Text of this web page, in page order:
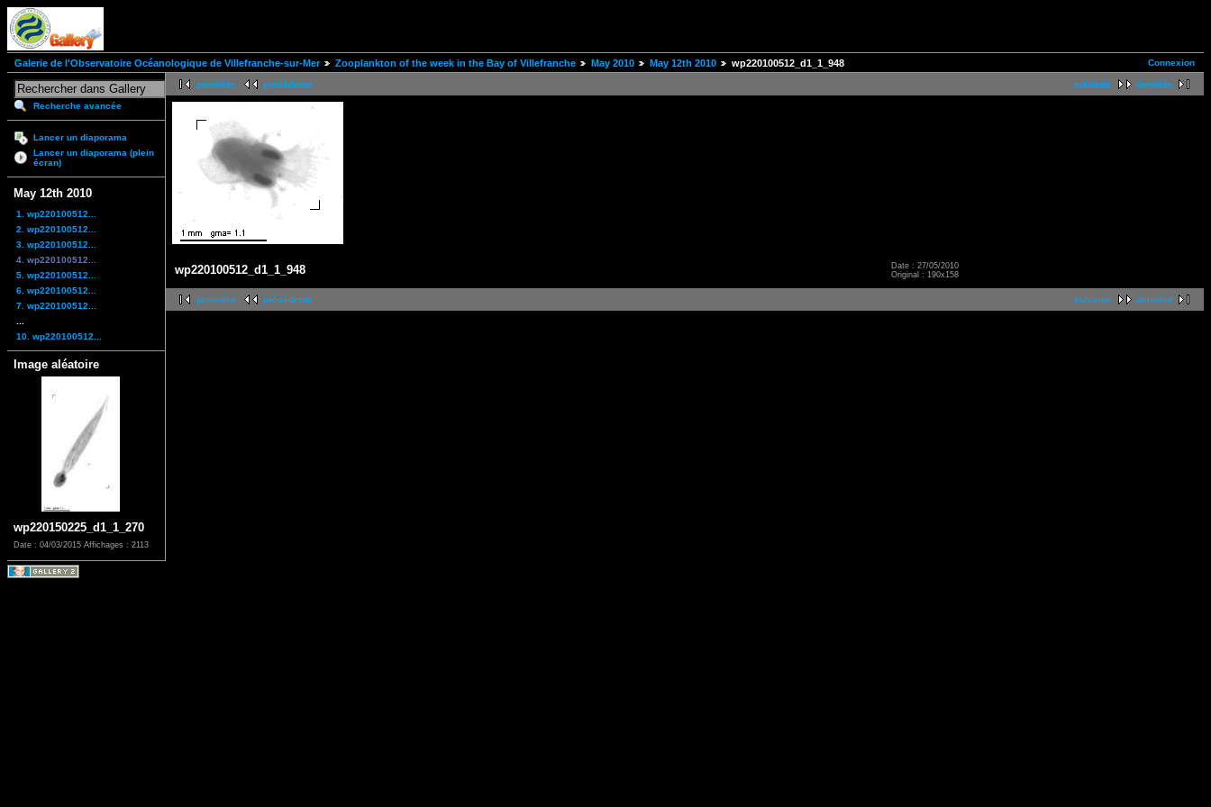
Connexion
Galerie de l'Observatoire Océanologique de Villefranche-sur-Mer Zooplankton of the week in the Bay of Villefranche May 2010 May 12th 2010 wp220100512_d1_1_948
Recherche avancée
Lancer un diaporama
Lancer un diaporama (plein
écran)
May 12th 2010
1. wp220100512...
2. wp220100512...
3. wp220100512...
4. wp220100512...
5. wp220100512...
6. wp220100512...
7. wp220100512...
10. wp220100512...
Image aléatoire
wp220150225_d1_1_270
Date : 04/03/2015 Affichages : 2113
suivante dernière
première précédente
wp220100512_d1_1_948
Date : 27/05/2010
Original : 190x158
suivante dernière
première précédente